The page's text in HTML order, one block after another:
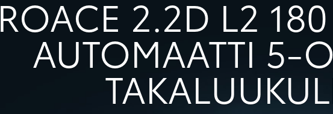
2.2D L2
AUTOMAATTI 5-